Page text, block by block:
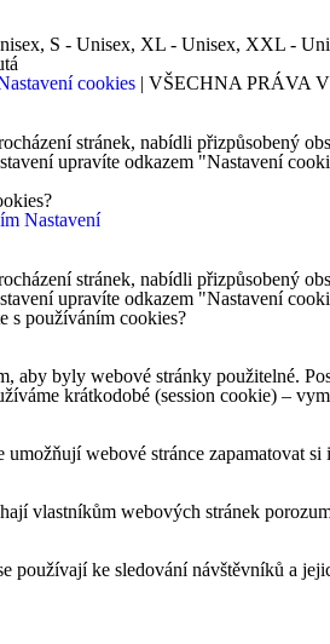
S - Unisex, XL - Unisex, XXL -
cookies | VŠECHNA PRÁVA
stránek, nabídli přizpůsobený
upravíte odkazem "Nastavení
Nastavení
stránek, nabídli přizpůsobený
upravíte odkazem "Nastavení
s používáním cookies?
aby byly webové stránky použitelné.
krátkodobé (session cookie) –
webové stránce zapamatovat
vlastníkům webových stránek
používají ke sledování návštěvníků a